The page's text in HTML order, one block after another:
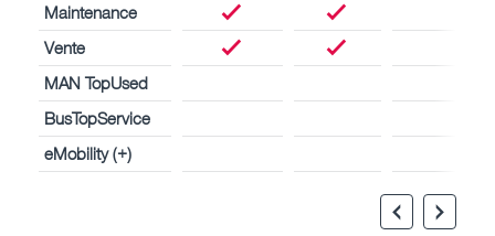
Maintenance
Vente
MAN TopUsed
BusTopService
eMobility (+)